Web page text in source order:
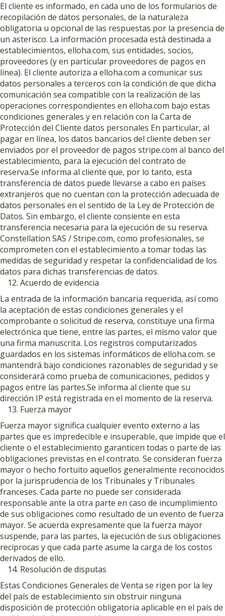
El cliente es informado, en cada uno de los formularios de
recopilación de datos personales, de la naturaleza
obligatoria u opcional de las respuestas por la presencia de
un asterisco. La información procesada está destinada a
establecimientos, elloha.com, sus entidades, socios,
proveedores (y en particular proveedores de pagos en
línea). El cliente autoriza a elloha.com a comunicar sus
datos personales a terceros con la condición de que dicha
comunicación sea compatible con la realización de las
operaciones correspondientes en elloha.com bajo estas
condiciones generales y en relación con la Carta de
Protección del Cliente datos personales En particular, al
pagar en línea, los datos bancarios del cliente deben ser
enviados por el proveedor de pagos stripe.com al banco del
establecimiento, para la ejecución del contrato de
reserva.Se informa al cliente que, por lo tanto, esta
transferencia de datos puede llevarse a cabo en países
extranjeros que no cuentan con la protección adecuada de
datos personales en el sentido de la Ley de Protección de
Datos. Sin embargo, el cliente consiente en esta
transferencia necesaria para la ejecución de su reserva.
Constellation SAS / Stripe.com, como profesionales, se
comprometen con el establecimiento a tomar todas las
medidas de seguridad y respetar la confidencialidad de los
datos para dichas transferencias de datos.
Acuerdo de evidencia
La entrada de la información bancaria requerida, así como
la aceptación de estas condiciones generales y el
comprobante o solicitud de reserva, constituye una firma
electrónica que tiene, entre las partes, el mismo valor que
una firma manuscrita. Los registros computarizados
guardados en los sistemas informáticos de elloha.com. se
mantendrá bajo condiciones razonables de seguridad y se
considerará como prueba de comunicaciones, pedidos y
pagos entre las partes.Se informa al cliente que su
dirección IP está registrada en el momento de la reserva.
Fuerza mayor
Fuerza mayor significa cualquier evento externo a las
partes que es impredecible e insuperable, que impide que el
cliente o el establecimiento garanticen todas o parte de las
obligaciones previstas en el contrato. Se consideran fuerza
mayor o hecho fortuito aquellos generalmente reconocidos
por la jurisprudencia de los Tribunales y Tribunales
franceses. Cada parte no puede ser considerada
responsable ante la otra parte en caso de incumplimiento
de sus obligaciones como resultado de un evento de fuerza
mayor. Se acuerda expresamente que la fuerza mayor
suspende, para las partes, la ejecución de sus obligaciones
recíprocas y que cada parte asume la carga de los costos
derivados de ello.
Resolución de disputas
Estas Condiciones Generales de Venta se rigen por la ley
del país de establecimiento sin obstruir ninguna
disposición de protección obligatoria aplicable en el país de